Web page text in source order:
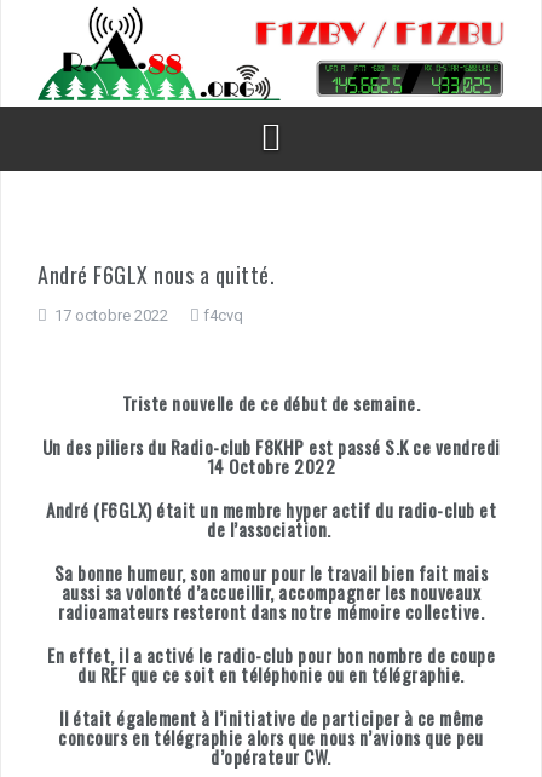
André F6GLX nous a quitté.
17 octobre 2022 f4cvq
Triste nouvelle de ce début de semaine.
Un des piliers du Radio-club F8KHP est passé S.K ce vendredi
14 Octobre 2022
André (F6GLX) était un membre hyper actif du radio-club et
de l’association.
Sa bonne humeur, son amour pour le travail bien fait mais
aussi sa volonté d’accueillir, accompagner les nouveaux
radioamateurs resteront dans notre mémoire collective.
En effet, il a activé le radio-club pour bon nombre de coupe
du REF que ce soit en téléphonie ou en télégraphie.
Il était également à l’initiative de participer à ce même
concours en télégraphie alors que nous n’avions que peu
d’opérateur CW.